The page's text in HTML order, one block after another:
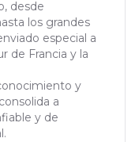
desde
los grandes
especial a
de Francia y la
y
a
y de